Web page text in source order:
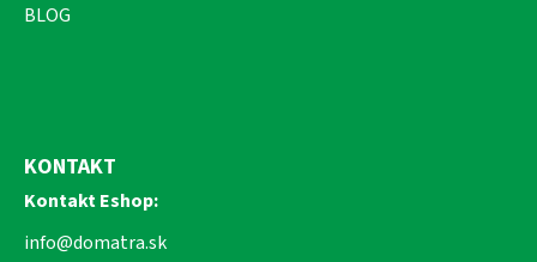
BLOG
KONTAKT
Kontakt Eshop:
info@domatra.sk